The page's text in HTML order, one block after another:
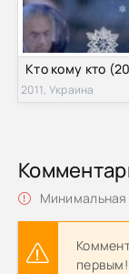
Кто кому кто
2011, Украина
Минимальная
первым!